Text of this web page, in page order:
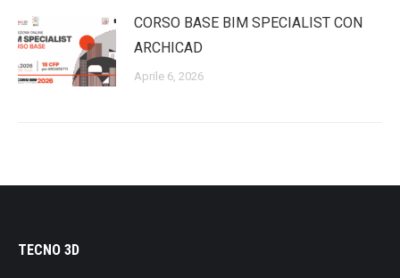
CORSO BASE BIM SPECIALIST CON
ARCHICAD
Aprile 6, 2026
TECNO 3D